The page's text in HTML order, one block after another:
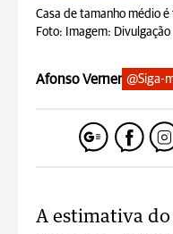
Casa de tamanho médio
Foto: Imagem: Divulgação
Afonso Verner @Siga-
A estimativa